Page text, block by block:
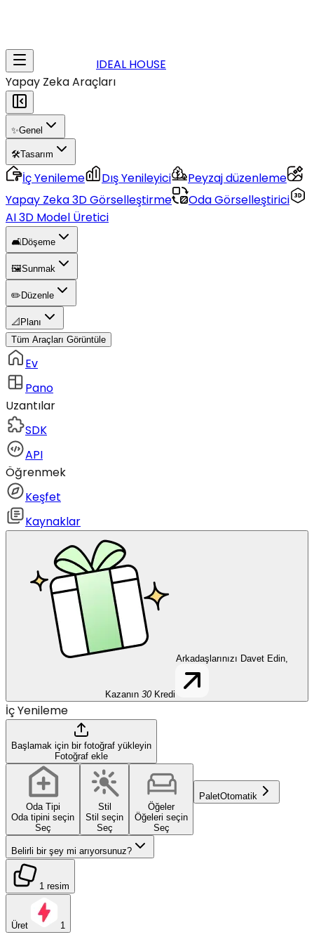
IDEAL HOUSE
Yapay Zeka Araçları
✨Genel
🛠️Tasarım
İç Yenileme Dış Yenileyici
Peyzaj düzenleme
Yapay Zeka 3D Görselleştirme
Oda Görselleştirici
AI 3D Model Üretici
🛋️Döşeme
🖼️Sunmak
✏️ Düzenle
📐 Planı
Tüm Araçları Görüntüle
Ev
Pano
Uzantılar
SDK
API
Öğrenmek
Keşfet
Kaynaklar
Arkadaşlarınızı Davet Edin,
Kazanın 30 Kredi
İç Yenileme
Başlamak için bir fotoğraf yükleyin
Fotoğraf ekle
Oda Tipi
Oda tipini seçin
Seç
Stil
Stil seçin
Seç
Öğeler
Öğeleri seçin
Seç
PaletOtomatik
Belirli bir şey mi arıyorsunuz?
1 resim
Üret 1